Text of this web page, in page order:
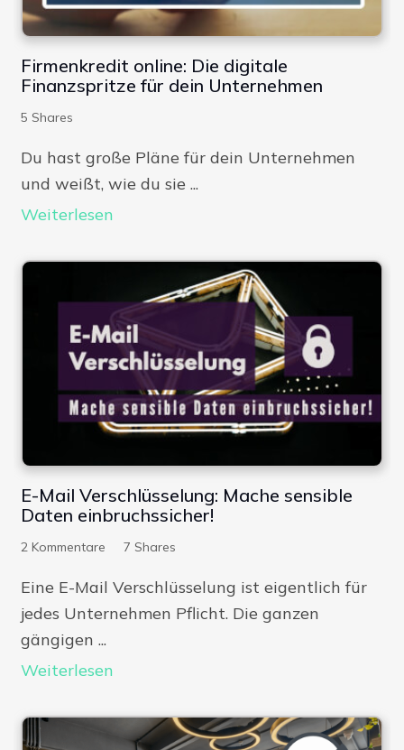
Firmenkredit online: Die digitale
Finanzspritze für dein Unternehmen
5 Shares
Du hast große Pläne für dein Unternehmen
und weißt, wie du sie ...
Weiterlesen
E-Mail Verschlüsselung: Mache sensible
Daten einbruchssicher!
2 Kommentare 7 Shares
Eine E-Mail Verschlüsselung ist eigentlich für
jedes Unternehmen Pflicht. Die ganzen
gängigen ...
Weiterlesen